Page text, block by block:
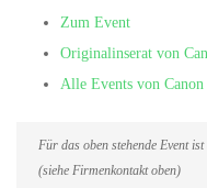
Zum Event
Originalinserat von
Alle Events von
Für das oben stehende Event
(siehe Firmenkontakt oben)